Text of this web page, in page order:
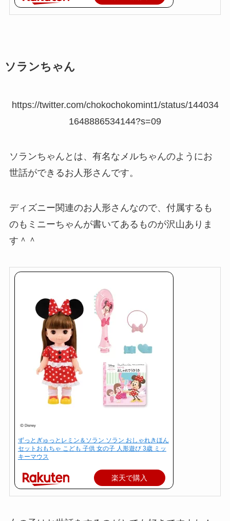
ソランちゃん
https://twitter.com/chokochokomint1/status/144034
1648886534144?s=09
ソランちゃんとは、有名なメルちゃんのようにお
世話ができるお人形さんです。
ディズニー関連のお人形さんなので、付属するも
のもミニーちゃんが書いてあるものが沢山ありま
す＾＾
ずっとぎゅっとレミン＆ソラン ソラン おしゃれきほん
セットおもちゃ こども 子供 女の子 人形遊び 3歳 ミッ
キーマウス
楽天で購入